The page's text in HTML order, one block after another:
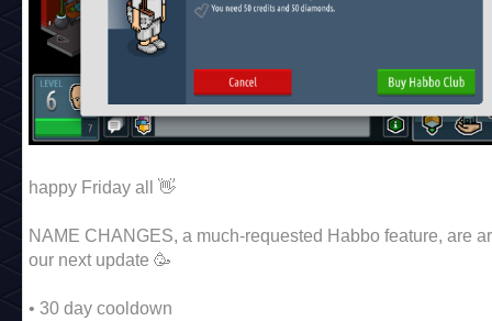
happy Friday all 👋
NAME CHANGES, a much-requested Habbo feature, are
our next update 🥳
• 30 day cooldown